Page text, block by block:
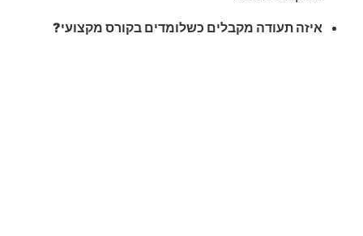
איזה תעודה מקבלים כשלומדים בקורס מקצועי?